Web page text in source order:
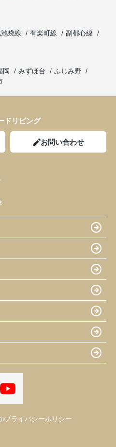
袋線 有楽町線
副都心線
岡 みずほ台
ふじみ野
ドリビング
お問い合わせ
プライバシーポリシー